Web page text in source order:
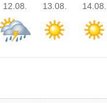
12.08.
13.08.
14.08.